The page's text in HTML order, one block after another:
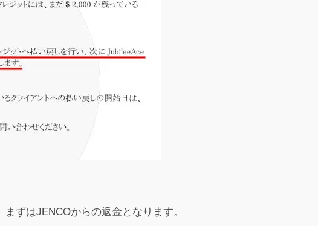
その後のシスタン変更が多過ぎて納得行かずに放置したまま。さて、幾ら
でいる人多かったけどどうなったかな。保険から借金してる人もいるのよ
ずはJENCOからの返金となります。